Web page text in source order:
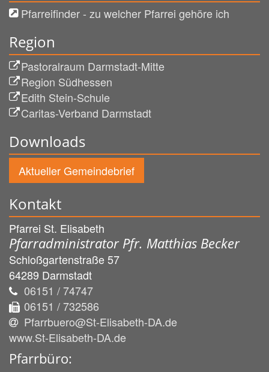
Pfarreifinder - zu welcher Pfarrei gehöre ich
Region
Pastoralraum Darmstadt-Mitte
Region Südhessen
Edith Stein-Schule
Caritas-Verband Darmstadt
Downloads
Aktueller Gemeindebrief
Kontakt
Pfarrei St. Elisabeth
Pfarradministrator Pfr. Matthias Becker
Schloßgartenstraße 57
64289 Darmstadt
06151 / 74747
06151 / 732586
Pfarrbuero@St-Elisabeth-DA.de
www.St-Elisabeth-DA.de
Pfarrbüro: